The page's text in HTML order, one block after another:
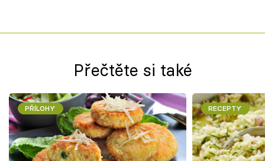
Přečtěte si také
PŘÍLOHY RECEPTY